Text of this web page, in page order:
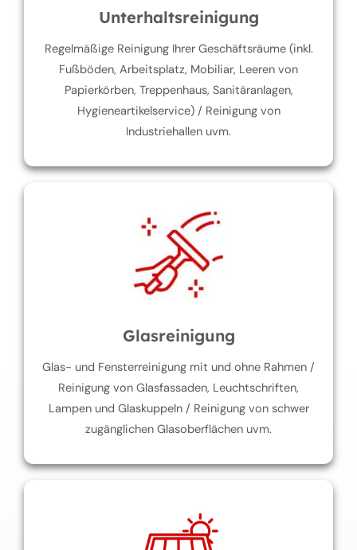
Unterhaltsreinigung
Regelmäßige Reinigung Ihrer Geschäftsräume (inkl.
Fußböden, Arbeitsplatz, Mobiliar, Leeren von
Papierkörben, Treppenhaus, Sanitäranlagen,
Hygieneartikelservice) / Reinigung von
Industriehallen uvm.
Glasreinigung
Glas- und Fensterreinigung mit und ohne Rahmen /
Reinigung von Glasfassaden, Leuchtschriften,
Lampen und Glaskuppeln / Reinigung von schwer
zugänglichen Glasoberflächen uvm.